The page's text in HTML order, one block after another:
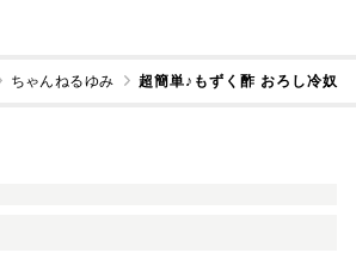
ちゃんねるゆみ 超簡単♪もずく酢 おろし冷奴